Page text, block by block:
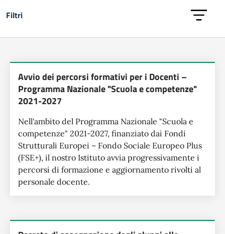
Filtri
Lista delle notizie
Avvio dei percorsi formativi per i Docenti –
Programma Nazionale "Scuola e competenze"
2021-2027
Nell'ambito del Programma Nazionale "Scuola e
competenze" 2021-2027, finanziato dai Fondi
Strutturali Europei – Fondo Sociale Europeo Plus
(FSE+), il nostro Istituto avvia progressivamente i
percorsi di formazione e aggiornamento rivolti al
personale docente.